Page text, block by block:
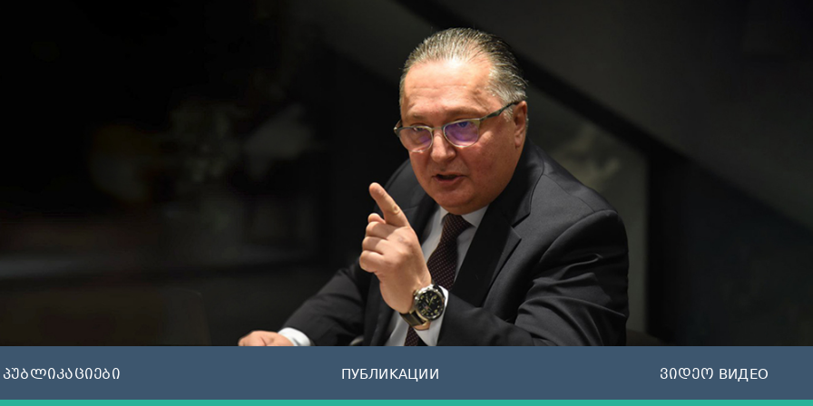
პუბლიკაციები ПУБЛИКАЦИИ ვიდეო ВИДЕО